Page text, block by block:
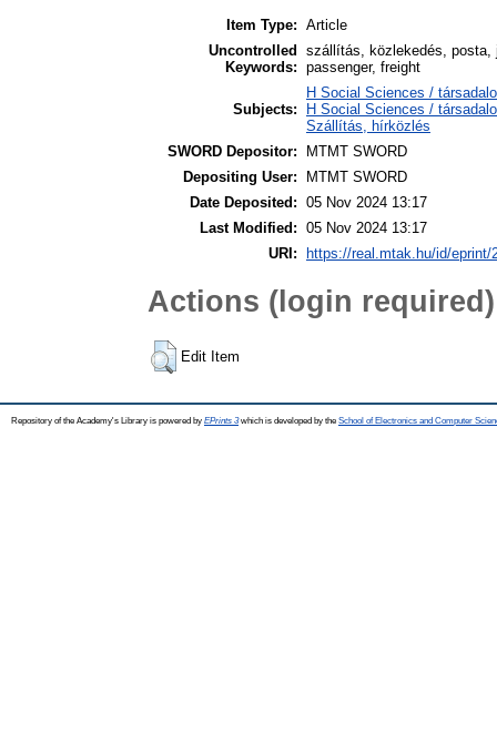
Item Type: Article
Uncontrolled
Keywords:
szállítás, közlekedés, posta,
passenger, freight
Subjects:
H Social Sciences /
H Social Sciences /
Szállítás, hírközlés
SWORD Depositor:
MTMT SWORD
Depositing User:
MTMT SWORD
Date Deposited: 05 Nov 2024 13:17
Last Modified: 05 Nov 2024 13:17
URI:
https://real.mtak.hu/id/eprint/
Actions (login required)
Edit Item
Repository of the Academy's Library is powered by EPrints 3which is developed by the School of Electronics and Computer